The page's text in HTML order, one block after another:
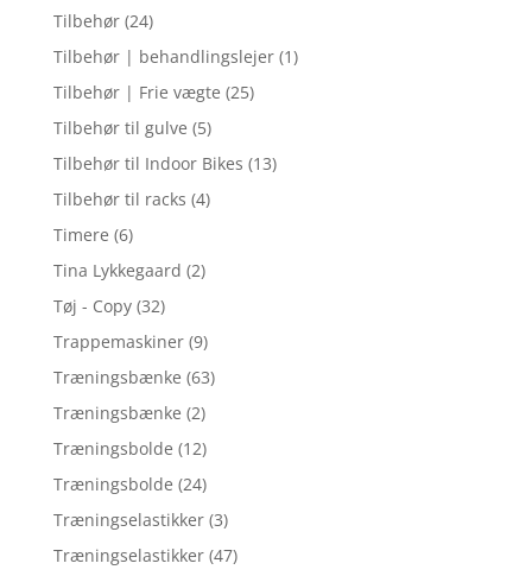
Tilbehør (24)
Tilbehør | behandlingslejer (1)
Tilbehør | Frie vægte (25)
Tilbehør til gulve (5)
Tilbehør til Indoor Bikes (13)
Tilbehør til racks (4)
Timere (6)
Tina Lykkegaard (2)
Tøj - Copy (32)
Trappemaskiner (9)
Træningsbænke (63)
Træningsbænke (2)
Træningsbolde (12)
Træningsbolde (24)
Træningselastikker (3)
Træningselastikker (47)